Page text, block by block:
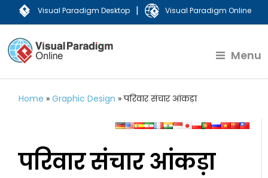
Visual Paradigm Desktop | Visual Paradigm Online
Menu
Home »Graphic Design »परिवार संचार आंकड़ा
परिवार संचार आंकड़ा